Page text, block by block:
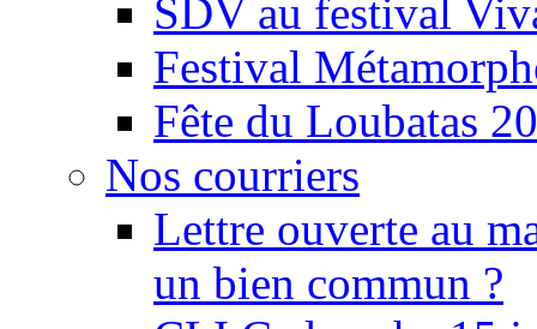
SDV au festival
Festival
Fête du Loubatas
Nos courriers
Lettre ouverte au
un bien commun ?